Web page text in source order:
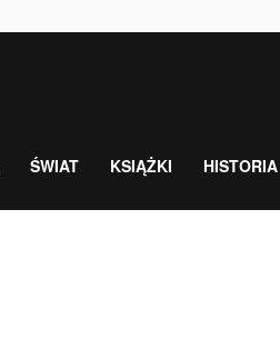
ŚWIAT KSIĄŻKI HISTORIA